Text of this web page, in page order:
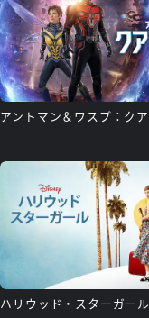
アントマン＆ワスプ：ク
ハリウッド・スターガール